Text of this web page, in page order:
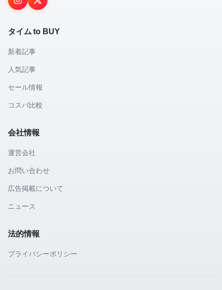
タイム to BUY
新着記事
人気記事
セール情報
コスパ比較
会社情報
運営会社
お問い合わせ
広告掲載について
ニュース
法的情報
プライバシーポリシー